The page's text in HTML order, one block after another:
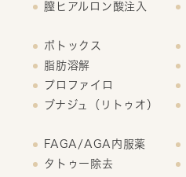
膣ヒアルロン酸注入
ボトックス
脂肪溶解
プロファイロ
ブナジュ（リトゥオ）
FAGA/AGA内服薬
タトゥー除去